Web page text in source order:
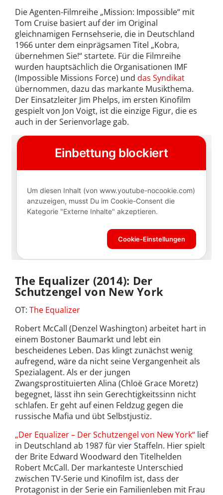
Die Agenten-Filmreihe „Mission: Impossible“ mit
Tom Cruise basiert auf der im Original
gleichnamigen Fernsehserie, die in Deutschland
1966 unter dem einprägsamen Titel „Kobra,
übernehmen Sie!“ startete. Für die Filmreihe
wurden hauptsächlich die Organisationen IMF
(Impossible Missions Force) und das Syndikat
übernommen, dazu das markante Musikthema.
Der Einsatzleiter Jim Phelps, im ersten Kinofilm
gespielt von Jon Voigt, ist die einzige Figur, die es
auch in der Serienvorlage gab.
The Equalizer (2014): Der
Schutzengel von New York
OT: The Equalizer
Robert McCall (Denzel Washington) arbeitet hart in
einem Bostoner Baumarkt und lebt ein
bescheidenes Leben. Das klingt zunächst wenig
aufregend, wäre da nicht seine Vergangenheit als
Spezialagent. Als er der jungen
Zwangsprostituierten Alina (Chloë Grace Moretz)
begegnet, lässt ihn sein Gerechtigkeitssinn nicht
schlafen. Er geht auf einen Feldzug gegen die
russische Mafia und übt Selbstjustiz.
„Der Equalizer – Der Schutzengel von New York“ lief
in Deutschland ab 1987 für vier Staffeln. Hier spielt
der Brite Edward Woodward den Titelhelden
Robert McCall. Der markanteste Unterschied
zwischen TV-Serie und Kinofilm ist, dass der
Protagonist in der Serie ein Familienleben mit Frau